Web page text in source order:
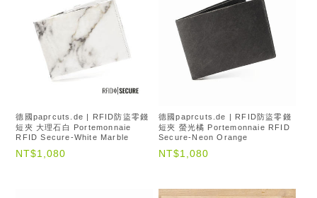
德國paprcuts.de | RFID防盜零錢
短夾 大理石白 Portemonnaie
RFID Secure-White Marble
NT$1,080
德國paprcuts.de | RFID防盜零錢
短夾 螢光橘 Portemonnaie RFID
Secure-Neon Orange
NT$1,080